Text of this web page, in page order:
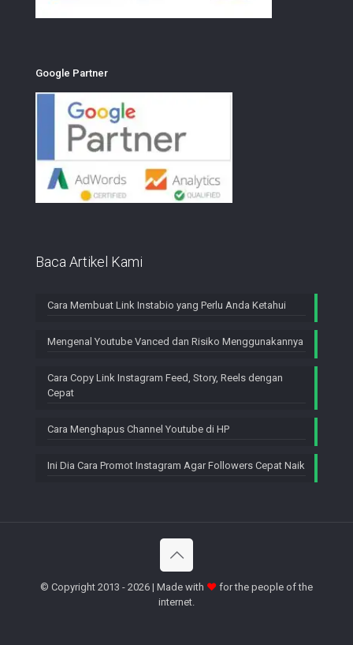
Google Partner
Baca Artikel Kami
Cara Membuat Link Instabio yang Perlu Anda Ketahui
Mengenal Youtube Vanced dan Risiko Menggunakannya
Cara Copy Link Instagram Feed, Story, Reels dengan
Cepat
Cara Menghapus Channel Youtube di HP
Ini Dia Cara Promot Instagram Agar Followers Cepat Naik
© Copyright 2013 - 2026 | Made with ♥ for the people of the
internet.